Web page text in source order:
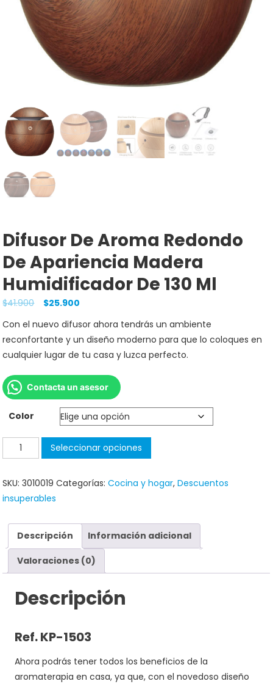
Difusor De Aroma Redondo
De Apariencia Madera
Humidificador De 130 Ml
$41.900 $25.900
Con el nuevo difusor ahora tendrás un ambiente
reconfortante y un diseño moderno para que lo coloques en
cualquier lugar de tu casa y luzca perfecto.
Contacta un asesor
Color
Seleccionar opciones
SKU:3010019 Categorías:Cocina y hogar,Descuentos
insuperables
Descripción Información adicional
Valoraciones (0)
Descripción
Ref. KP-1503
Ahora podrás tener todos los beneficios de la
aromaterapia en casa, ya que, con el novedoso diseño